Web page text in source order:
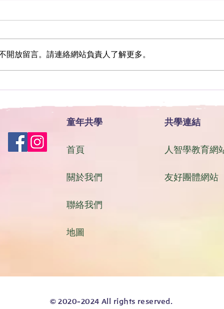
教育與天命
開放留言。請連絡網站負責人了解更多。
共學連結
人智學教育網
友好團體網站
童年共學
首頁
關於我們
聯絡我們
地圖
© 2020-2024 All rights reserved.